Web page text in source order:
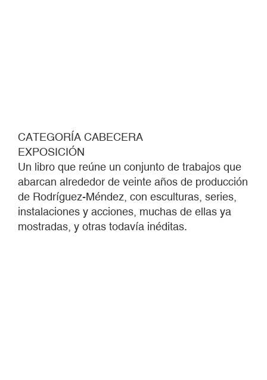
CATEGORÍA CABECERA
EXPOSICIÓN
Un libro que reúne un conjunto de trabajos que
abarcan alrededor de veinte años de producción
de Rodríguez-Méndez, con esculturas, series,
instalaciones y acciones, muchas de ellas ya
mostradas, y otras todavía inéditas.